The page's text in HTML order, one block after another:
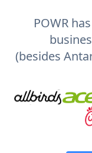
POWR
(besides